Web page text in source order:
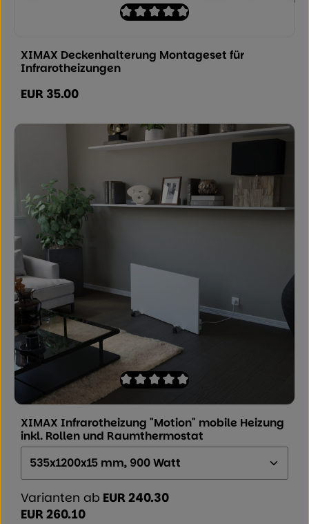
XIMAX Deckenhalterung Montageset für
Infrarotheizungen
Regulärer Preis:
EUR 35.00
Durchschnittliche Bewertung von 0
XIMAX Infrarotheizung "Motion" mobile Heizung
inkl. Rollen und Raumthermostat
Varianten ab EUR 240.30
Regulärer Preis:
EUR 260.10